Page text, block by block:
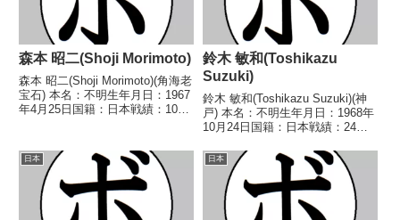
森本 昭二(Shoji Morimoto)
森本 昭二(Shoji Morimoto)(角海老
宝石) 本名：不明生年月日：1967
年4月25日国籍：日本戦績：10戦
○1RKO 伊藤 互祐(カワ
イ)1987/05...
鈴木 敏和(Toshikazu
Suzuki)
鈴木 敏和(Toshikazu Suzuki)(神
戸) 本名：不明生年月日：1968年
10月24日国籍：日本戦績：24戦
ル】1988年度全日本スーパーフ
ェザー級新人王第31代日本スー
パーフェザー級王座...
日本 日本